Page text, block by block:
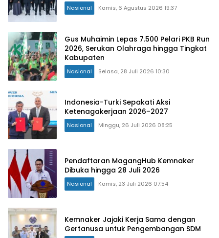
Nasional Kamis, 6 Agustus 2026 19:37
Gus Muhaimin Lepas 7.500 Pelari PKB Run
2026, Serukan Olahraga hingga Tingkat
Kabupaten
Nasional Selasa, 28 Juli 2026 10:30
Indonesia-Turki Sepakati Aksi
Ketenagakerjaan 2026–2027
Nasional Minggu, 26 Juli 2026 08:25
Pendaftaran MagangHub Kemnaker
Dibuka hingga 28 Juli 2026
Nasional Kamis, 23 Juli 2026 07:54
Kemnaker Jajaki Kerja Sama dengan
Gertanusa untuk Pengembangan SDM